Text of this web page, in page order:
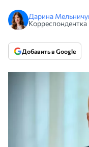
Дарина
Корреспондентка
Добавить в Google